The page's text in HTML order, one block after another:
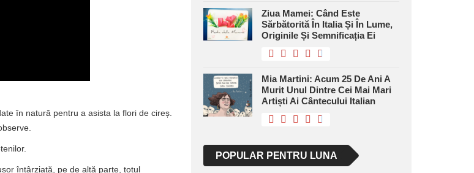
în natură pentru a asista la flori de cireș.
întârziată, pe de altă parte, totul
Ziua Mamei: Când Este
Sărbătorită În Italia Și În Lume,
Originile Și Semnificația Ei
Mia Martini: Acum 25 De Ani A
Murit Unul Dintre Cei Mai Mari
Artiști Ai Cântecului Italian
POPULAR PENTRU LUNA